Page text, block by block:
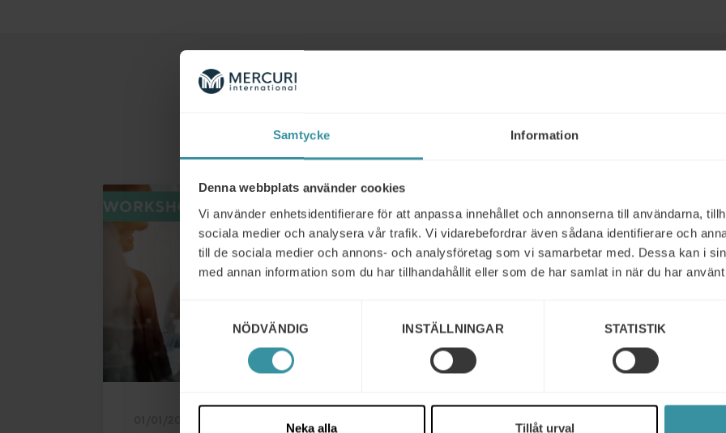
Samtycke Information
Denna webbplats använder cookies
Vi använder enhetsidentifierare för att anpassa innehållet och annonserna till användarna,
sociala medier och analysera vår trafik. Vi vidarebefordrar även sådana identifierare och
till de sociala medier och annons- och analysföretag som vi samarbetar med. Dessa kan i
med annan information som du har tillhandahållit eller som de har samlat in när du har
NÖDVÄNDIG
INSTÄLLNINGAR STATISTIK
Neka alla Tillåt urval
21/10/2026 - 22/10/2026